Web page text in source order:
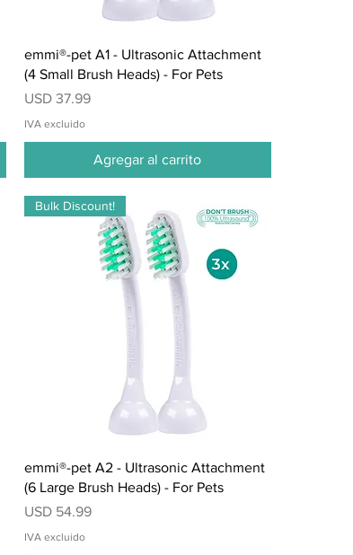
Vista rápida
emmi®-pet A1 - Ultrasonic Attachment
(4 Small Brush Heads) - For Pets
Precio
USD 37.99
IVA excluido
Agregar al carrito
Vista rápida
Bulk Discount!
emmi®-pet A2 - Ultrasonic Attachment
(6 Large Brush Heads) - For Pets
Precio
USD 54.99
IVA excluido